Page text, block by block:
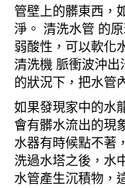
管壁上的髒東西，
淨。 清洗水管 的
弱酸性，可以軟化
清洗機 脈衝波沖
的狀況下，把水管
如果發現家中的水
會有髒水流出的現
水器有時候點不著
洗過水塔之後，水
水管產生沉積物，